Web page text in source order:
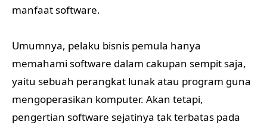
manfaat software.
Umumnya, pelaku bisnis pemula hanya
memahami software dalam cakupan sempit saja,
yaitu sebuah perangkat lunak atau program guna
mengoperasikan komputer. Akan tetapi,
pengertian software sejatinya tak terbatas pada